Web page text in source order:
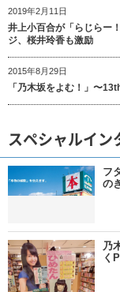
2019年2月11日
井上小百合が「らじらー
ジ、桜井玲香も激励
2015年8月29日
「乃木坂をよむ！」〜
スペシャルイン
フ
の
乃
く